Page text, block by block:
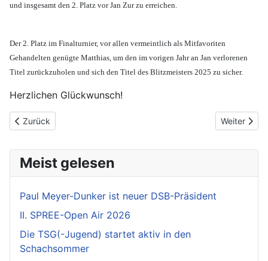
und insgesamt den 2. Platz vor Jan Zur zu erreichen.
Der 2. Platz im Finalturnier, vor allen vermeintlich als Mitfavoriten
Gehandelten genügte Matthias, um den im vorigen Jahr an Jan verlorenen
Titel zurückzuholen und sich den Titel des Blitzmeisters 2025 zu sicher.
Herzlichen Glückwunsch!
Vorheriger Beitrag: Trainingspause
Zurück Nächster
Weiter
Meist gelesen
Paul Meyer-Dunker ist neuer DSB-Präsident
II. SPREE-Open Air 2026
Die TSG(-Jugend) startet aktiv in den
Schachsommer